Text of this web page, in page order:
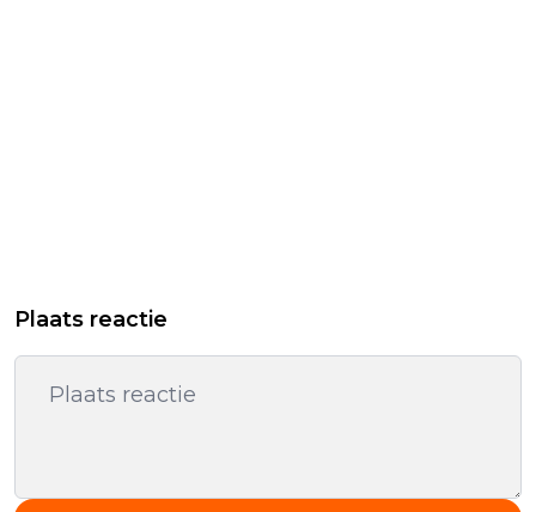
Plaats reactie